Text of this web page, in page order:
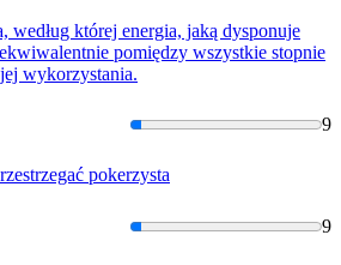
według której energia, jaką dysponuje
pomiędzy wszystkie stopnie
wykorzystania.
9
pokerzysta
9